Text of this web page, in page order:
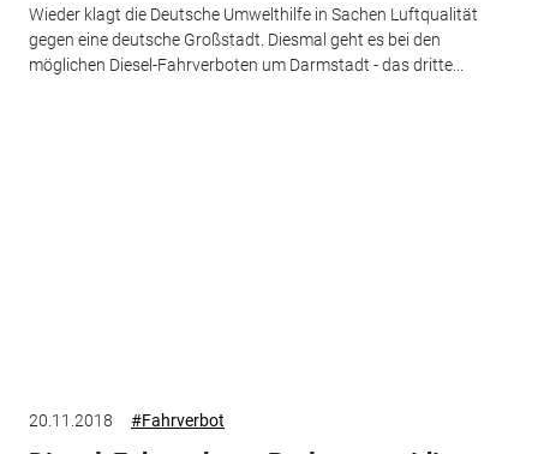
Wieder klagt die Deutsche Umwelthilfe in Sachen Luftqualität
gegen eine deutsche Großstadt. Diesmal geht es bei den
möglichen Diesel-Fahrverboten um Darmstadt - das dritte...
20.11.2018 #Fahrverbot